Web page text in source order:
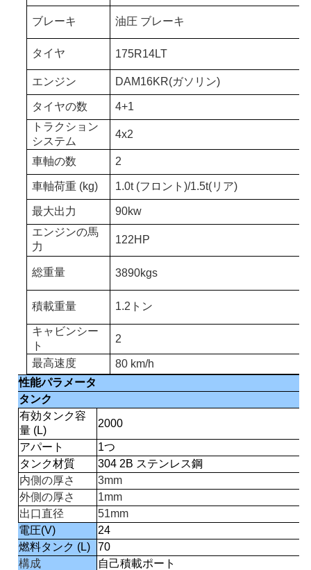
ブレーキ 油圧 ブレーキ
タイヤ 175R14LT
エンジン DAM16KR(ガソリン)
タイヤの数
4+1
トラクション
システム
4x2
車軸の数 2
車軸荷重 (kg) 1.0t (フロント)/1.5t(リア)
最大出力 90kw
エンジンの馬
力
122HP
総重量 3890kgs
積載重量 1.2 トン
キャビンシー
ト
2
最高速度
80 km/h
性能パラメータ
タンク
有効タンク容
量 (L)
2000
アパート
1つ
タンク材質
304 2B ステンレス鋼
内側の厚さ
3mm
外側の厚さ
1mm
出口直径
51mm
電圧(V)
24
燃料タンク (L)
70
構成
自己積載ポート